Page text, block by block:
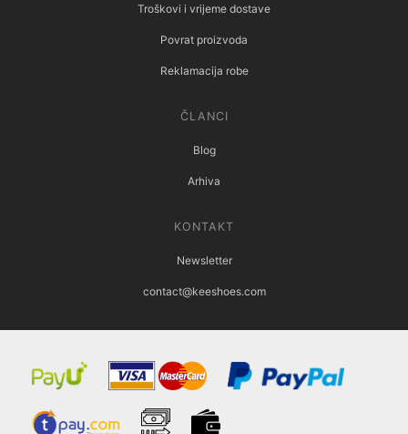
Troškovi i vrijeme dostave
Povrat proizvoda
Reklamacija robe
ČLANCI
Blog
Arhiva
KONTAKT
Newsletter
contact@keeshoes.com